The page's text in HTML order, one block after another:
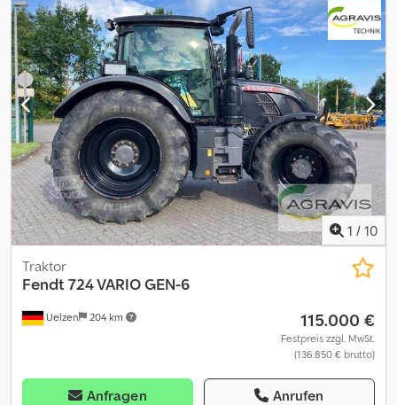
1 / 10
Uelzen 204 km
Traktor
Fendt 724 VARIO GEN-6
115.000 €
Festpreis zzgl. MwSt.
(136.850 € brutto)
Anfragen Anrufen